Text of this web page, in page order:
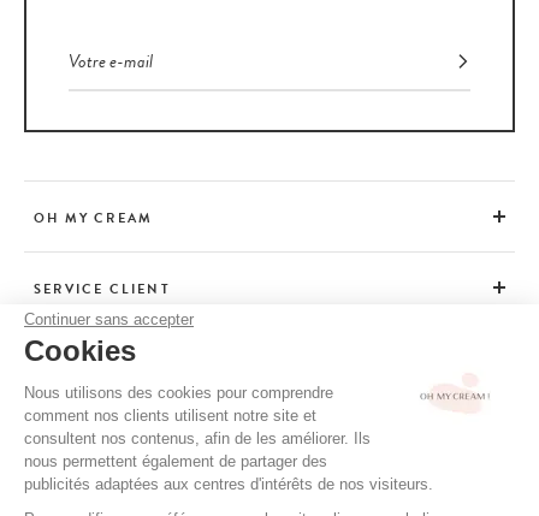
Continuer sans accepter
Cookies
Nous utilisons des cookies pour comprendre
comment nos clients utilisent notre site et
consultent nos contenus, afin de les améliorer. Ils
nous permettent également de partager des
publicités adaptées aux centres d'intérêts de nos visiteurs.
OH MY CREAM
SERVICE CLIENT
CONSEILS
CGV / CGU
MENTIONS LÉGALES